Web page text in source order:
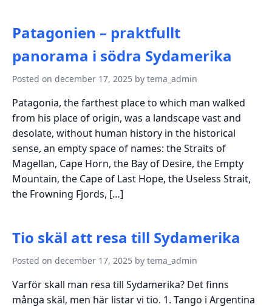
Patagonien – praktfullt
panorama i södra Sydamerika
Posted on december 17, 2025 by tema_admin
Patagonia, the farthest place to which man walked
from his place of origin, was a landscape vast and
desolate, without human history in the historical
sense, an empty space of names: the Straits of
Magellan, Cape Horn, the Bay of Desire, the Empty
Mountain, the Cape of Last Hope, the Useless Strait,
the Frowning Fjords, […]
Tio skäl att resa till Sydamerika
Posted on december 17, 2025 by tema_admin
Varför skall man resa till Sydamerika? Det finns
många skäl, men här listar vi tio. 1. Tango i Argentina